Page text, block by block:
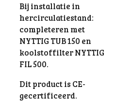
Bij installatie in
hercirculatiestand:
completeren met
NYTTIG TUB 150 en
koolstoffilter NYTTIG
FIL 500.
Dit product is CE-
gecertificeerd.